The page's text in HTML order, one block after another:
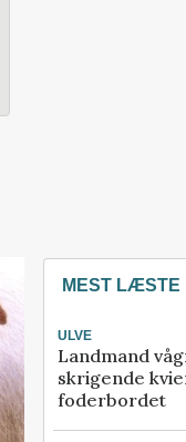
MEST LÆSTE
ULVE
Landmand
skrigende
foderbordet